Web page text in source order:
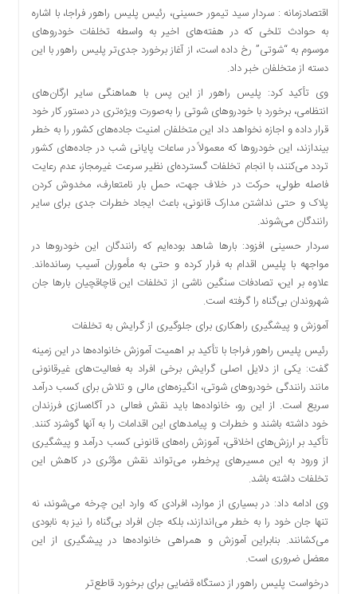
نفت
فناوری
منظقه
دسترسی
سریع
تماس
درباره
کتاب
پلیس،امنیت
جامعه
رسید
اخبار
سایت
اجتماعی
اقتصادی
فرهنگ
بین
الملل
اقتصادزمانه : سردار سید تیمور حسینی، رئیس پلیس راهور فراجا، با اشاره
به حوادث تلخی که در هفته‌های اخیر به واسطه تخلفات خودروهای
موسوم به “شوتی” رخ داده است، از آغاز برخورد جدی‌تر پلیس راهور با این
دسته از متخلفان خبر داد.
وی تأکید کرد: پلیس راهور از این پس با هماهنگی سایر ارگان‌های
انتظامی، برخورد با خودروهای شوتی را به‌صورت ویژه‌تری در دستور کار خود
قرار داده و اجازه نخواهد داد این متخلفان امنیت جاده‌های کشور را به خطر
بیندازند، این خودروها که معمولاً در ساعات پایانی شب در جاده‌های کشور
تردد می‌کنند، با انجام تخلفات گسترده‌ای نظیر سرعت غیرمجاز، عدم رعایت
فاصله طولی، حرکت در خلاف جهت، حمل بار نامتعارف، مخدوش کردن
پلاک و حتی نداشتن مدارک قانونی، باعث ایجاد خطرات جدی برای سایر
رانندگان می‌شوند.
سردار حسینی افزود: بارها شاهد بوده‌ایم که رانندگان این خودروها در
مواجهه با پلیس اقدام به فرار کرده و حتی به مأموران آسیب رسانده‌اند.
علاوه بر این، تصادفات سنگین ناشی از تخلفات این قاچاقچیان بارها جان
شهروندان بی‌گناه را گرفته است.
آموزش و پیشگیری راهکاری برای جلوگیری از گرایش به تخلفات
رئیس پلیس راهور فراجا با تأکید بر اهمیت آموزش خانواده‌ها در این زمینه
گفت: یکی از دلایل اصلی گرایش برخی افراد به فعالیت‌های غیرقانونی
مانند رانندگی خودروهای شوتی، انگیزه‌های مالی و تلاش برای کسب درآمد
سریع است. از این رو، خانواده‌ها باید نقش فعالی در آگاه‌سازی فرزندان
خود داشته باشند و خطرات و پیامدهای این اقدامات را به آنها گوشزد کنند.
تأکید بر ارزش‌های اخلاقی، آموزش راه‌های قانونی کسب درآمد و پیشگیری
از ورود به این مسیرهای پرخطر، می‌تواند نقش مؤثری در کاهش این
تخلفات داشته باشد.
وی ادامه داد: در بسیاری از موارد، افرادی که وارد این چرخه می‌شوند، نه
تنها جان خود را به خطر می‌اندازند، بلکه جان افراد بی‌گناه را نیز به نابودی
می‌کشانند. بنابراین آموزش و همراهی خانواده‌ها در پیشگیری از این
معضل ضروری است.
درخواست پلیس راهور از دستگاه قضایی برای برخورد قاطع‌تر